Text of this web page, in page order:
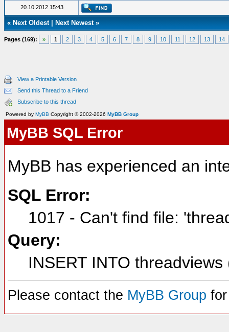
20.10.2012 15:43
« Next Oldest| Next Newest»
Pages (169): » 1 2 3 4 5 6 7 8 9 10 11 12 13 14
View a Printable Version
Send this Thread to a Friend
Subscribe to this thread
Powered by MyBB Copyright © 2002-2026 MyBB Group
MyBB SQL Error
MyBB has experienced an
SQL Error:
1017 - Can't find file:
Query:
INSERT INTO
Please contact the MyBB Group